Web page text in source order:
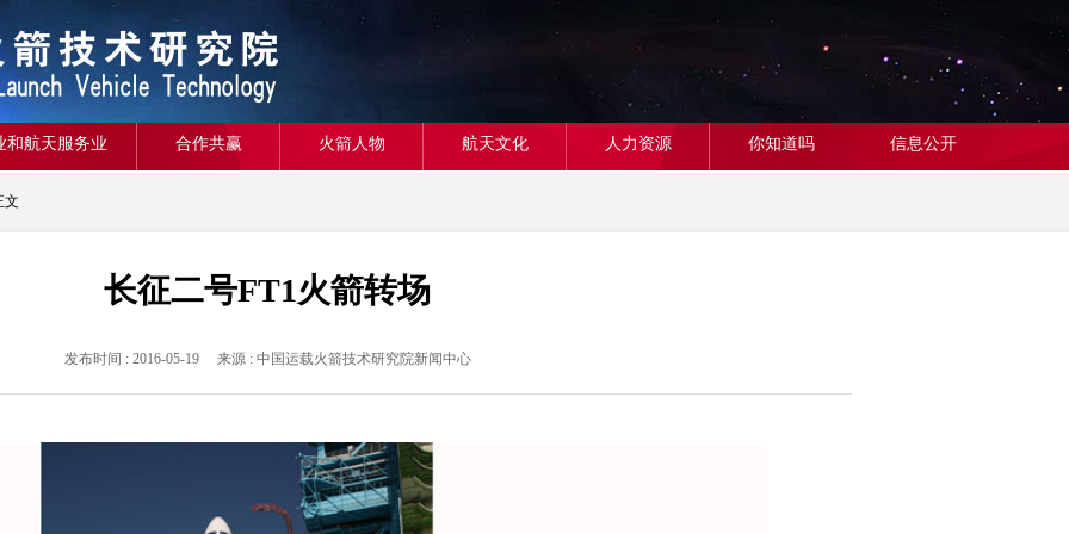
和航天服务业 合作共赢 火箭人物 航天文化 人力资源 你知道吗 信息公开
文
长征二号FT1火箭转场
发布时间 : 2016-05-19 来源 : 中国运载火箭技术研究院新闻中心